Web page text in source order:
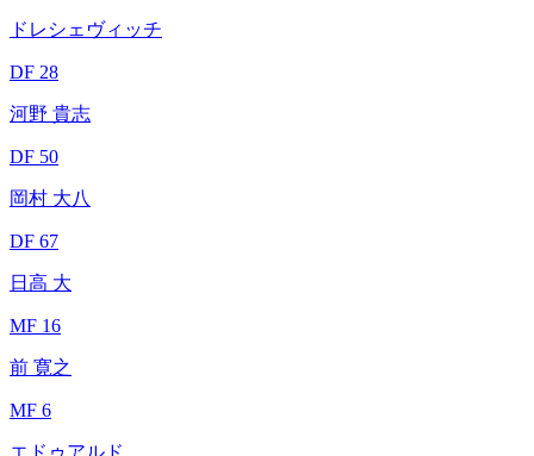
ドレシェヴィッチ
DF 28
河野 貴志
DF 50
岡村 大八
DF 67
日高 大
MF 16
前 寛之
MF 6